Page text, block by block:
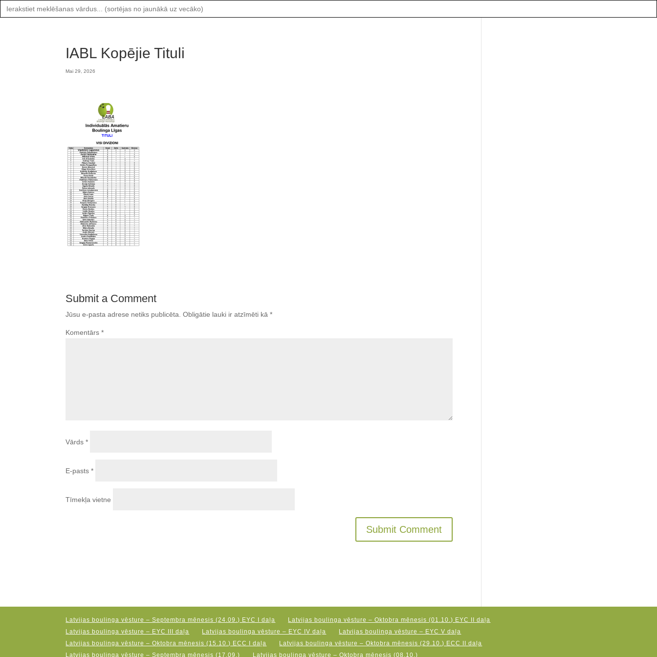
Search
for:
IABL Kopējie Tituli
Mai 29, 2026
Submit a Comment
Jūsu e-pasta adrese netiks publicēta. Obligātie lauki ir atzīmēti kā*
Komentārs*
Vārds*
E-pasts*
Tīmekļa vietne
Latvijas boulinga vēsture – Septembra mēnesis (24.09.) EYC I daļa
Latvijas boulinga vēsture – Oktobra mēnesis (01.10.) EYC II daļa
Latvijas boulinga vēsture – EYC III daļa
Latvijas boulinga vēsture – EYC IV daļa
Latvijas boulinga vēsture – EYC V daļa
Latvijas boulinga vēsture – Oktobra mēnesis (15.10.) ECC I daļa
Latvijas boulinga vēsture – Oktobra mēnesis (29.10.) ECC II daļa
Latvijas boulinga vēsture – Septembra mēnesis (17.09.)
Latvijas boulinga vēsture – Oktobra mēnesis (08.10.)